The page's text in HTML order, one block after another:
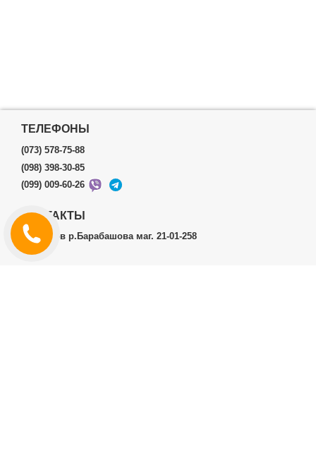
ТЕЛЕФОНЫ
(073) 578-75-88
(098) 398-30-85
(099) 009-60-26
КОНТАКТЫ
г.Харьков р.Барабашова маг. 21-01-258